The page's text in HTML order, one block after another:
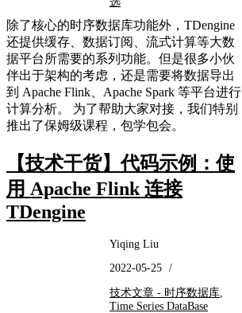
除了核心的时序数据库功能外，TDengine
还提供缓存、数据订阅、流式计算等大数
据平台所需要的系列功能。但是很多小伙
伴出于架构的考虑，还是需要将数据导出
到 Apache Flink、Apache Spark 等平台进行
计算分析。 为了帮助大家对接，我们特别
推出了保姆级课程，包学包会。
【技术干货】代码示例：使
用 Apache Flink 连接
TDengine
Yiqing Liu
2022-05-25 /
技术文章 - 时序数据库
Time Series DataBase